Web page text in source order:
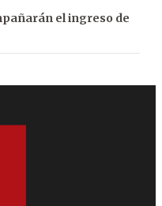
el ingreso de